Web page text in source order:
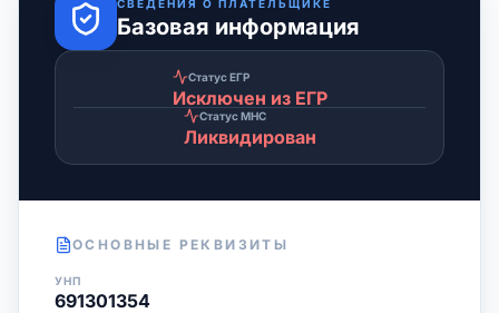
СВЕДЕНИЯ О ПЛАТЕЛЬЩИКЕ
Базовая информация
Статус ЕГР
Исключен из ЕГР
Статус МНС
Ликвидирован
ОСНОВНЫЕ РЕКВИЗИТЫ
УНП
691301354